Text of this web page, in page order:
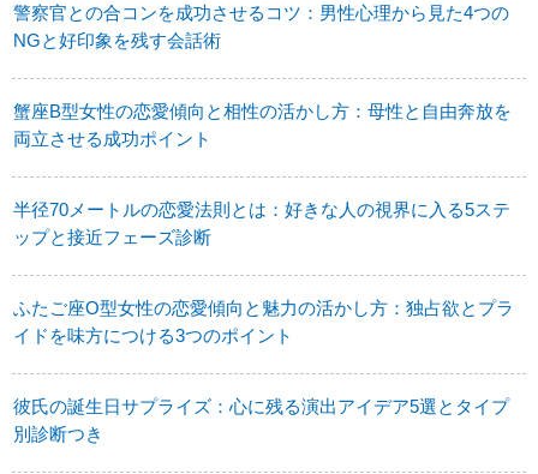
警察官との合コンを成功させるコツ：男性心理から見た4つの
NGと好印象を残す会話術
蟹座B型女性の恋愛傾向と相性の活かし方：母性と自由奔放を
両立させる成功ポイント
半径70メートルの恋愛法則とは：好きな人の視界に入る5ステ
ップと接近フェーズ診断
ふたご座O型女性の恋愛傾向と魅力の活かし方：独占欲とプラ
イドを味方につける3つのポイント
彼氏の誕生日サプライズ：心に残る演出アイデア5選とタイプ
別診断つき